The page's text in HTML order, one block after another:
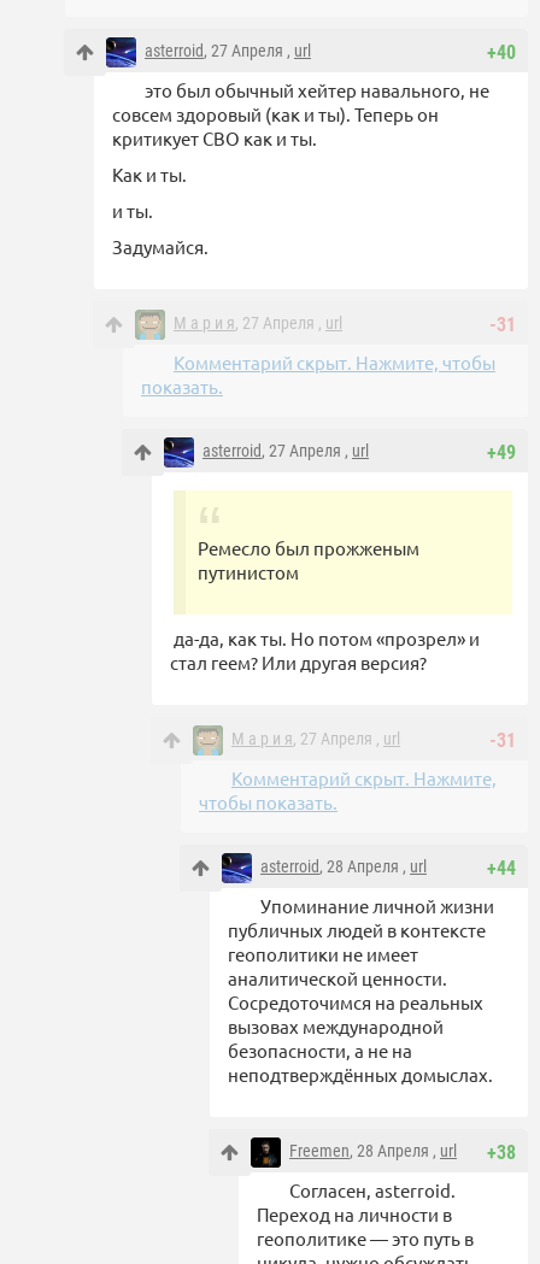
+40
asterroid, 27 Апреля , url
это был обычный хейтер навального, не
совсем здоровый (как и ты). Теперь он
критикует СВО как и ты.
Как и ты.
и ты.
Задумайся.
-31
М а р и я, 27 Апреля , url
Комментарий скрыт. Нажмите, чтобы
показать.
+49
asterroid, 27 Апреля , url
Ремесло был прожженым
путинистом
да-да, как ты. Но потом «прозрел» и
стал геем? Или другая версия?
-31
М а р и я, 27 Апреля , url
Комментарий скрыт. Нажмите,
чтобы показать.
+44
asterroid, 28 Апреля , url
Упоминание личной жизни
публичных людей в контексте
геополитики не имеет
аналитической ценности.
Сосредоточимся на реальных
вызовах международной
безопасности, а не на
неподтверждённых домыслах.
+38
Freemen, 28 Апреля , url
Согласен, asterroid.
Переход на личности в
геополитике — это путь в